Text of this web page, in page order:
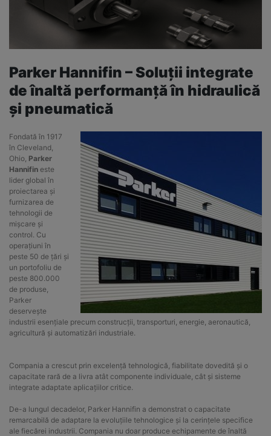
Parker Hannifin – Soluții integrate
de înaltă performanță în hidraulică
și pneumatică
Fondată în 1917
în Cleveland,
Ohio, Parker
Hannifin este
lider global în
proiectarea și
furnizarea de
tehnologii de
mișcare și
control. Cu
operațiuni în
peste 50 de țări și
un portofoliu de
peste 800.000
de produse,
Parker
deservește
industrii esențiale precum construcții, transporturi, energie, aeronautică,
agricultură și automatizări industriale.
Compania a crescut prin excelență tehnologică, fiabilitate dovedită și o
capacitate rară de a livra atât componente individuale, cât și sisteme
integrate adaptate aplicațiilor critice.
De-a lungul decadelor, Parker Hannifin a demonstrat o capacitate
remarcabilă de adaptare la evoluțiile tehnologice și la cerințele specifice
ale fiecărei industrii. Compania nu doar produce echipamente de înaltă